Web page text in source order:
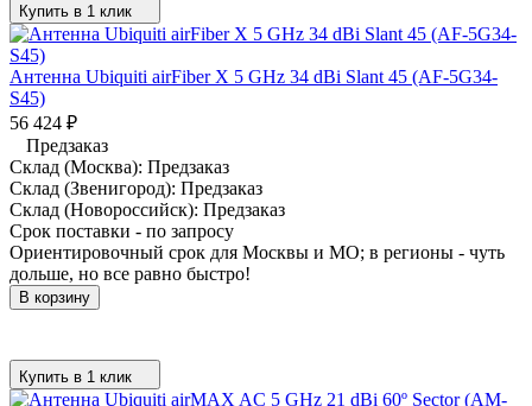
Купить в 1 клик
Антенна Ubiquiti airFiber X 5 GHz 34 dBi Slant 45 (AF-5G34-
S45)
56 424 ₽
Предзаказ
Склад (Москва): Предзаказ
Склад (Звенигород): Предзаказ
Склад (Новороссийск): Предзаказ
Срок поставки - по запросу
Ориентировочный срок для Москвы и МО; в регионы - чуть
дольше, но все равно быстро!
В корзину
Купить в 1 клик